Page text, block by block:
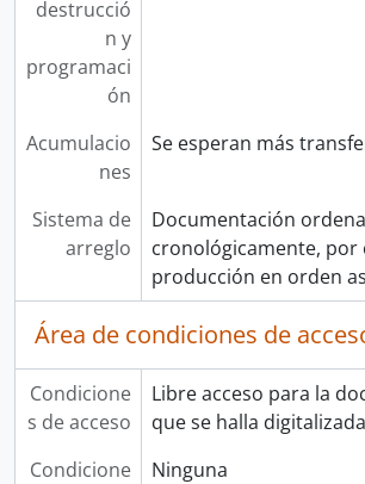
destrucció
n y
programaci
ón
Acumulacio
nes
Se esperan más
Sistema de
arreglo
Documentación
cronológicamente, por
producción en orden
Área de condiciones de
Condicione
s de acceso
Libre acceso para la
que se halla digitalizada
Condicione
Ninguna